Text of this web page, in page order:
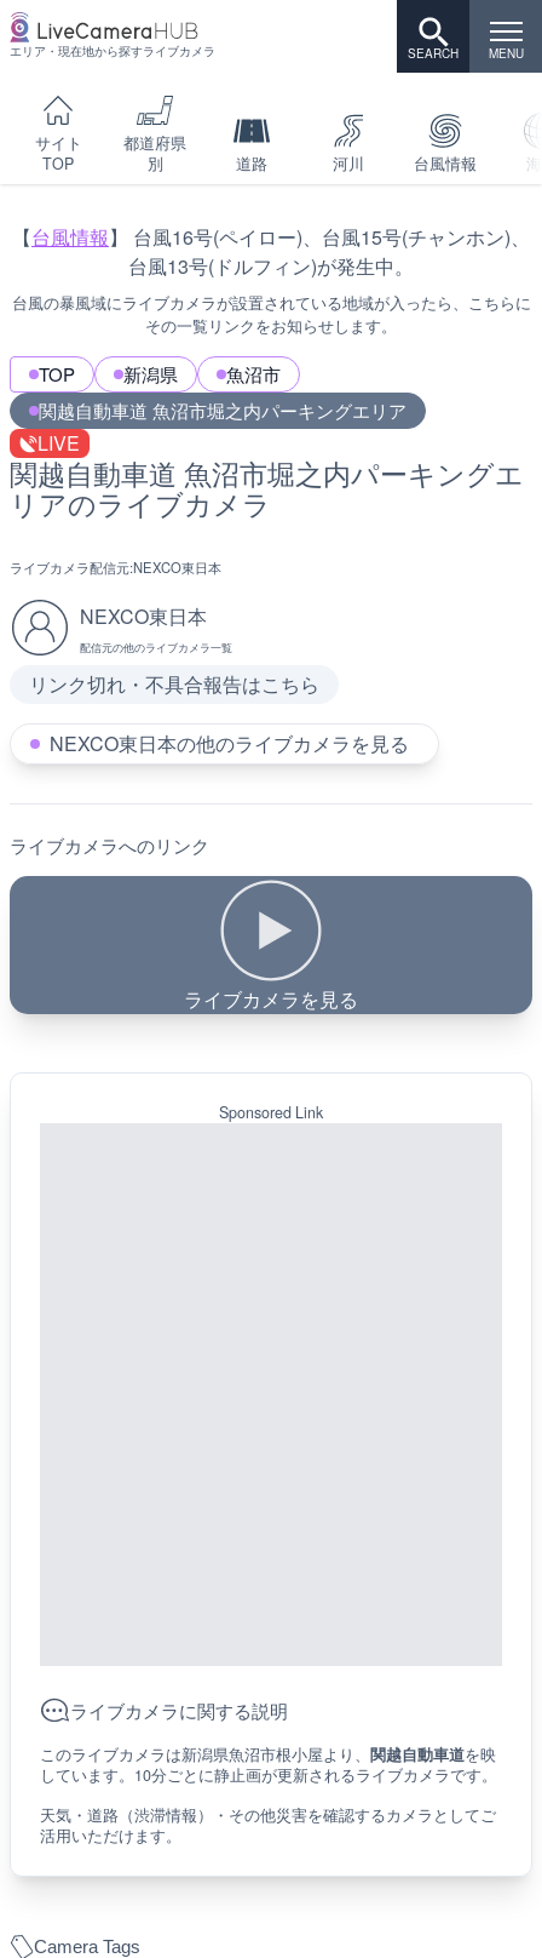
エリア・現在地から探すライブカメラ
サイト
TOP
都道府県
別
道路 河川 台風情報
【台風情報】 台風16号(ペイロー)、台風15号(チャンホン)、
台風13号(ドルフィン)が発生中。
台風の暴風域にライブカメラが設置されている地域が入ったら、こちらに
その一覧リンクをお知らせします。
TOP 新潟県
魚沼市
関越自動車道 魚沼市堀之内パーキングエリア
LIVE
関越自動車道 魚沼市堀之内パーキングエ
リアのライブカメラ
ライブカメラ配信元:NEXCO東日本
NEXCO東日本
配信元の他のライブカメラ一覧
リンク切れ・不具合報告はこちら
NEXCO東日本の他のライブカメラを見る
ライブカメラへのリンク
ライブカメラを見る
Camera Tags
Sponsored Link
ライブカメラに関する説明
このライブカメラは新潟県魚沼市根小屋より、 関越自動車道を映
しています。10分ごとに静止画が更新されるライブカメラです。
天気・道路（渋滞情報）・その他災害を確認するカメラとしてご
活用いただけます。